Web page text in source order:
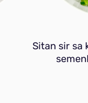
Sitan sir sa